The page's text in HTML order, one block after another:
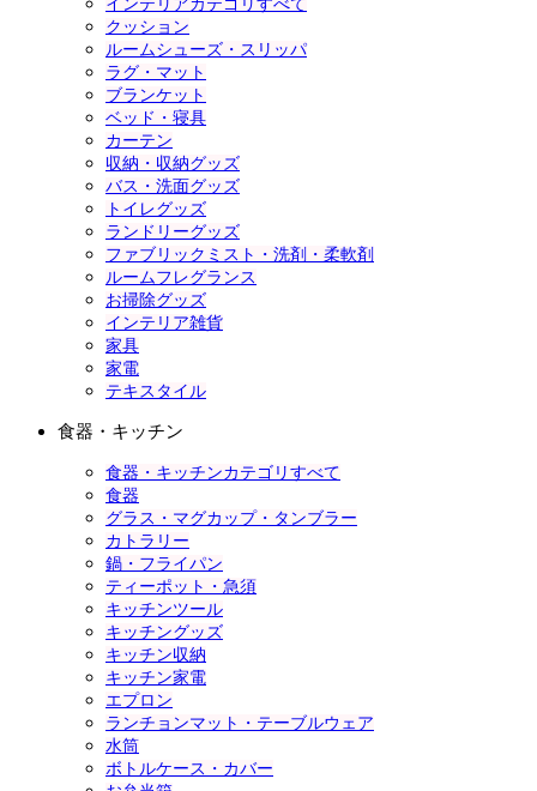
インテリアカテゴリすべて
クッション
ルームシューズ・スリッパ
ラグ・マット
ブランケット
ベッド・寝具
カーテン
収納・収納グッズ
バス・洗面グッズ
トイレグッズ
ランドリーグッズ
ファブリックミスト・洗剤・柔軟剤
ルームフレグランス
お掃除グッズ
インテリア雑貨
家具
家電
テキスタイル
食器・キッチン
食器・キッチンカテゴリすべて
食器
グラス・マグカップ・タンブラー
カトラリー
鍋・フライパン
ティーポット・急須
キッチンツール
キッチングッズ
キッチン収納
キッチン家電
エプロン
ランチョンマット・テーブルウェア
水筒
ボトルケース・カバー